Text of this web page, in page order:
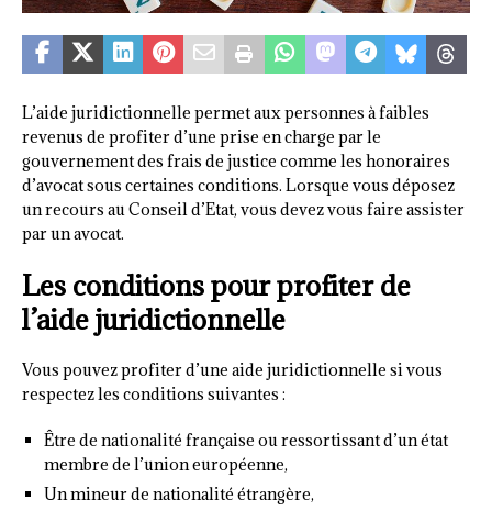
L’aide juridictionnelle permet aux personnes à faibles
revenus de profiter d’une prise en charge par le
gouvernement des frais de justice comme les honoraires
d’avocat sous certaines conditions. Lorsque vous déposez
un recours au Conseil d’Etat, vous devez vous faire assister
par un avocat.
Les conditions pour profiter de
l’aide juridictionnelle
Vous pouvez profiter d’une aide juridictionnelle si vous
respectez les conditions suivantes :
Être de nationalité française ou ressortissant d’un état
membre de l’union européenne,
Un mineur de nationalité étrangère,